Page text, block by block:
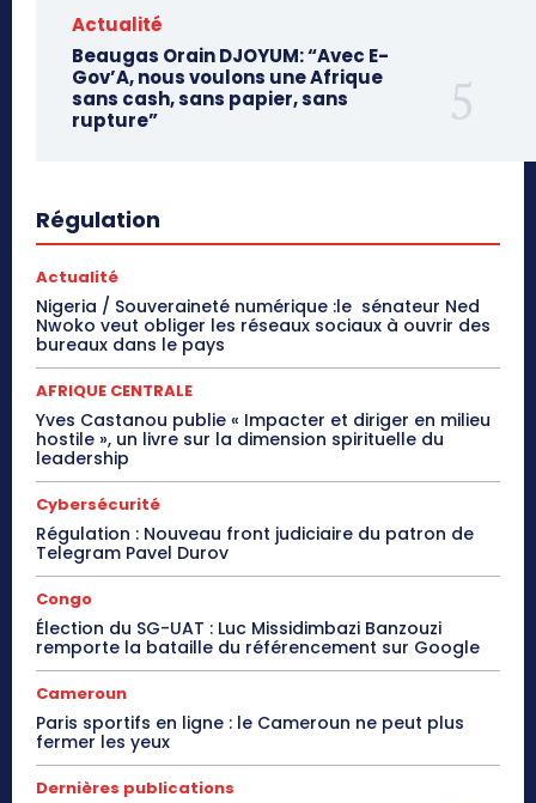
Actualité
Beaugas Orain DJOYUM: “Avec E-
Gov’A, nous voulons une Afrique
sans cash, sans papier, sans
rupture”
Régulation
Actualité
Nigeria / Souveraineté numérique :le sénateur Ned
Nwoko veut obliger les réseaux sociaux à ouvrir des
bureaux dans le pays
AFRIQUE CENTRALE
Yves Castanou publie « Impacter et diriger en milieu
hostile », un livre sur la dimension spirituelle du
leadership
Cybersécurité
Régulation : Nouveau front judiciaire du patron de
Telegram Pavel Durov
Congo
Élection du SG-UAT : Luc Missidimbazi Banzouzi
remporte la bataille du référencement sur Google
Cameroun
Paris sportifs en ligne : le Cameroun ne peut plus
fermer les yeux
Dernières publications